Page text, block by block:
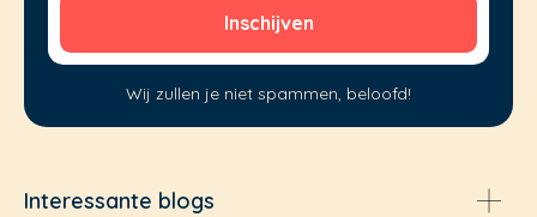
Wij zullen je niet spammen, beloofd!
Interessante blogs